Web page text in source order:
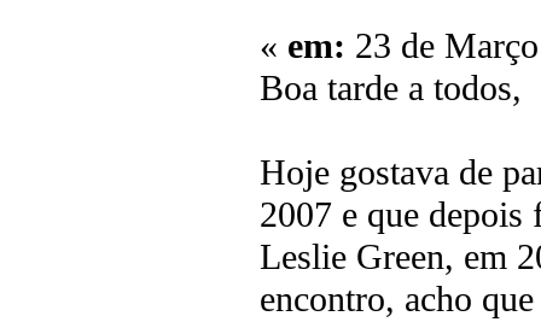
« em: 23 de
Boa tarde a todos,
Hoje gostava de
2007 e que
Leslie Green, em
encontro, acho